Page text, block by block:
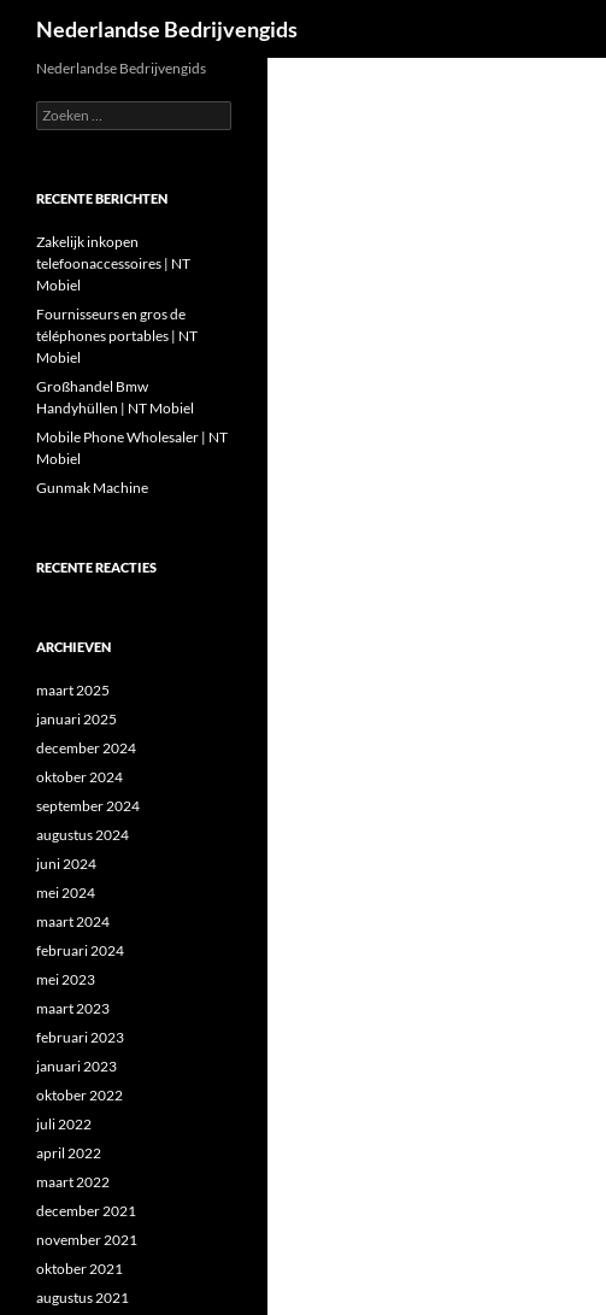
Nederlandse Bedrijvengids
Nederlandse Bedrijvengids
Zoeken
naar:
RECENTE BERICHTEN
Zakelijk inkopen
telefoonaccessoires | NT
Mobiel
Fournisseurs en gros de
téléphones portables | NT
Mobiel
Großhandel Bmw
Handyhüllen | NT Mobiel
Mobile Phone Wholesaler | NT
Mobiel
Gunmak Machine
RECENTE REACTIES
ARCHIEVEN
maart 2025
januari 2025
december 2024
oktober 2024
september 2024
augustus 2024
juni 2024
mei 2024
maart 2024
februari 2024
mei 2023
maart 2023
februari 2023
januari 2023
oktober 2022
juli 2022
april 2022
maart 2022
december 2021
november 2021
oktober 2021
augustus 2021